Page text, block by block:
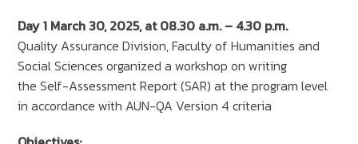
Day 1 March 30, 2025, at 08.30 a.m. – 4.30 p.m.
Quality Assurance Division, Faculty of Humanities and
Social Sciences organized a workshop on writing
the Self-Assessment Report (SAR) at the program level
in accordance with AUN-QA Version 4 criteria